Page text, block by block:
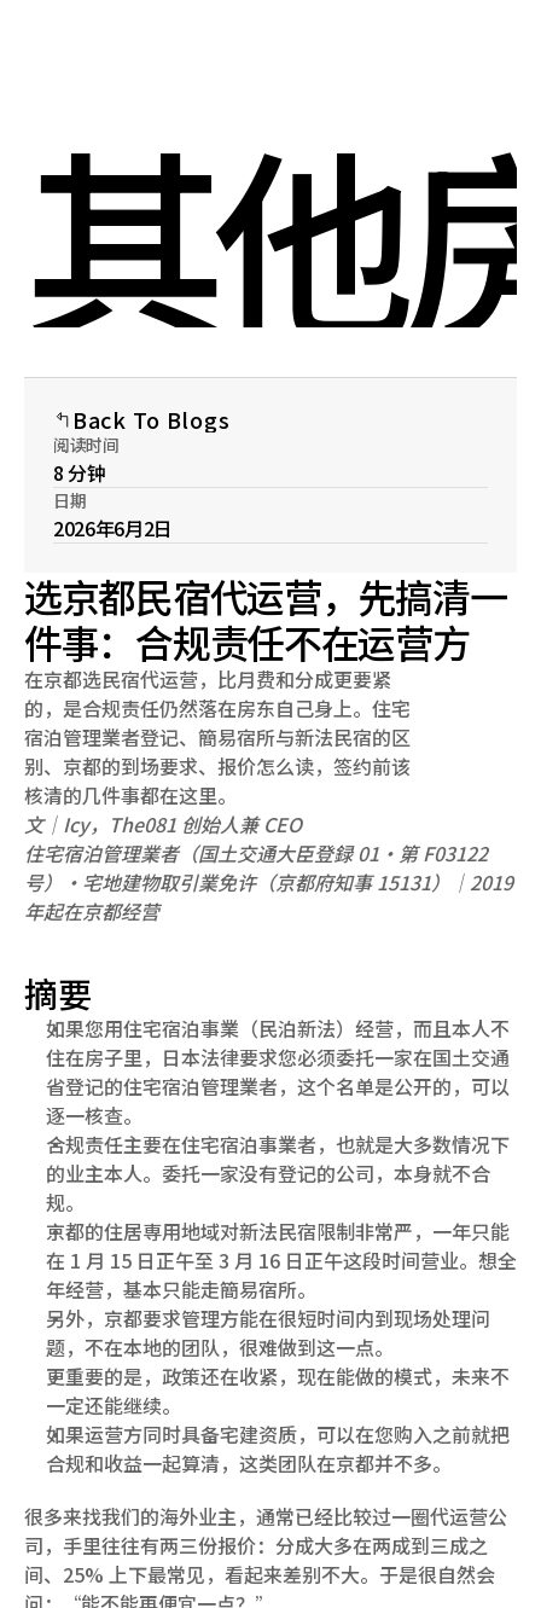
其他
Back To Blogs
阅读时间
8 分钟
日期
2026年6月2日
选京都民宿代运营，先搞清一
件事：合规责任不在运营方
在京都选民宿代运营，比月费和分成更要紧
的，是合规责任仍然落在房东自己身上。住宅
宿泊管理業者登记、簡易宿所与新法民宿的区
别、京都的到场要求、报价怎么读，签约前该
核清的几件事都在这里。
文｜Icy，The081 创始人兼 CEO
住宅宿泊管理業者（国土交通大臣登録 01・第 F03122
号）・宅地建物取引業免许（京都府知事 15131）｜2019
年起在京都经营
摘要
如果您用住宅宿泊事業（民泊新法）经营，而且本人不
住在房子里，日本法律要求您必须委托一家在国土交通
省登记的住宅宿泊管理業者，这个名单是公开的，可以
逐一核查。
合规责任主要在住宅宿泊事業者，也就是大多数情况下
的业主本人。委托一家没有登记的公司，本身就不合
规。
京都的住居専用地域对新法民宿限制非常严，一年只能
在 1 月 15 日正午至 3 月 16 日正午这段时间营业。想全
年经营，基本只能走簡易宿所。
另外，京都要求管理方能在很短时间内到现场处理问
题，不在本地的团队，很难做到这一点。
更重要的是，政策还在收紧，现在能做的模式，未来不
一定还能继续。
如果运营方同时具备宅建资质，可以在您购入之前就把
合规和收益一起算清，这类团队在京都并不多。
很多来找我们的海外业主，通常已经比较过一圈代运营公
司，手里往往有两三份报价：分成大多在两成到三成之
间、25% 上下最常见，看起来差别不大。于是很自然会